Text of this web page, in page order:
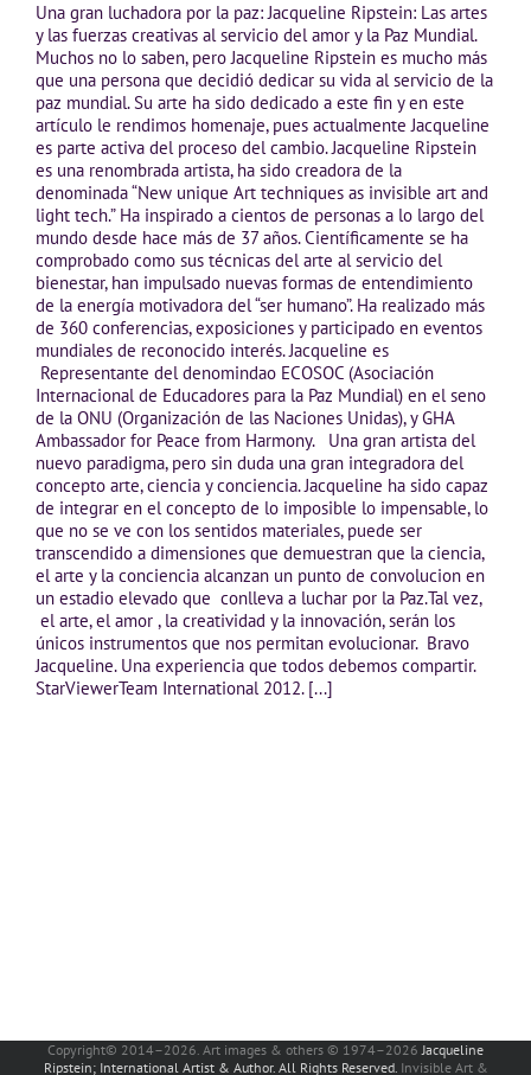
Una gran luchadora por la paz: Jacqueline Ripstein: Las artes
y las fuerzas creativas al servicio del amor y la Paz Mundial.
Muchos no lo saben, pero Jacqueline Ripstein es mucho más
que una persona que decidió dedicar su vida al servicio de la
paz mundial. Su arte ha sido dedicado a este fin y en este
artículo le rendimos homenaje, pues actualmente Jacqueline
es parte activa del proceso del cambio. Jacqueline Ripstein
es una renombrada artista, ha sido creadora de la
denominada “New unique Art techniques as invisible art and
light tech.” Ha inspirado a cientos de personas a lo largo del
mundo desde hace más de 37 años. Científicamente se ha
comprobado como sus técnicas del arte al servicio del
bienestar, han impulsado nuevas formas de entendimiento
de la energía motivadora del “ser humano”. Ha realizado más
de 360 conferencias, exposiciones y participado en eventos
mundiales de reconocido interés. Jacqueline es
Representante del denomindao ECOSOC (Asociación
Internacional de Educadores para la Paz Mundial) en el seno
de la ONU (Organización de las Naciones Unidas), y GHA
Ambassador for Peace from Harmony. Una gran artista del
nuevo paradigma, pero sin duda una gran integradora del
concepto arte, ciencia y conciencia. Jacqueline ha sido capaz
de integrar en el concepto de lo imposible lo impensable, lo
que no se ve con los sentidos materiales, puede ser
transcendido a dimensiones que demuestran que la ciencia,
el arte y la conciencia alcanzan un punto de convolucion en
un estadio elevado que conlleva a luchar por la Paz.Tal vez,
el arte, el amor , la creatividad y la innovación, serán los
únicos instrumentos que nos permitan evolucionar. Bravo
Jacqueline. Una experiencia que todos debemos compartir.
StarViewerTeam International 2012. [...]
Copyright© 2014–2026. Art images & others © 1974–2026Jacqueline
Ripstein; International Artist & Author. All Rights Reserved.Invisible Art &